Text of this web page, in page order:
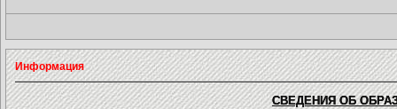
Информация
СВЕДЕНИЯ ОБ